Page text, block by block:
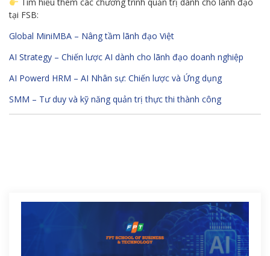
tại FSB:
Global MiniMBA – Nâng tầm lãnh đạo Việt
AI Strategy – Chiến lược AI dành cho lãnh đạo doanh nghiệp
AI Powerd HRM – AI Nhân sự: Chiến lược và Ứng dụng
SMM – Tư duy và kỹ năng quản trị thực thi thành công